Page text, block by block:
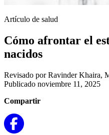
Artículo de salud
Cómo afrontar el
nacidos
Revisado por Ravinder
Publicado noviembre 11, 2025
Compartir